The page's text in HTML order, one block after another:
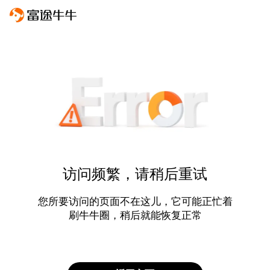
访问频繁，请稍后重试
您所要访问的页面不在这儿，它可能正忙着
刷牛牛圈，稍后就能恢复正常